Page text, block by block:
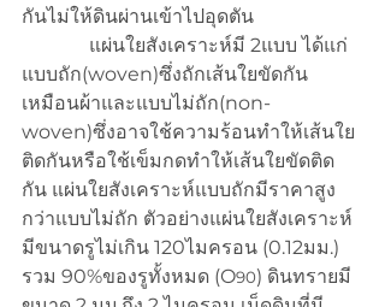
กันไม่ให้ดินผ่านเข้าไปอุดตัน
แผ่นใยสังเคราะห์มี 2แบบ ได้แก่
แบบถัก(woven)ซึ่งถักเส้นใยขัดกัน
เหมือนผ้าและแบบไม่ถัก(non-
woven)ซึ่งอาจใช้ความร้อนทำให้เส้นใย
ติดกันหรือใช้เข็มกดทำให้เส้นใยขัดติด
กัน แผ่นใยสังเคราะห์แบบถักมีราคาสูง
กว่าแบบไม่ถัก ตัวอย่างแผ่นใยสังเคราะห์
มีขนาดรูไม่เกิน 120ไมครอน (0.12มม.)
รวม 90%ของรูทั้งหมด (O90) ดินทรายมี